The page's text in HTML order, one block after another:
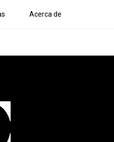
Acerca de